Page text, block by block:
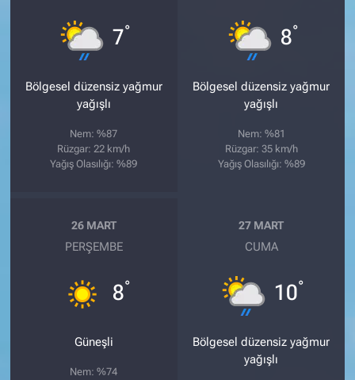
7°
Bölgesel düzensiz yağmur
yağışlı
Nem: %87
Rüzgar: 22 km/h
Yağış Olasılığı: %89
8°
Bölgesel düzensiz yağmur
yağışlı
Nem: %81
Rüzgar: 35 km/h
Yağış Olasılığı: %89
26 MART
PERŞEMBE
8°
Güneşli
Nem: %74
27 MART
CUMA
10°
Bölgesel düzensiz yağmur
yağışlı